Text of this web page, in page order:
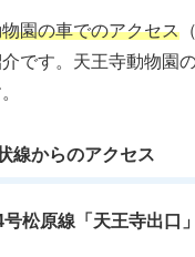
園の車でのアクセス
です。天王寺動物園
線からのアクセス
松原線「天王寺出口」